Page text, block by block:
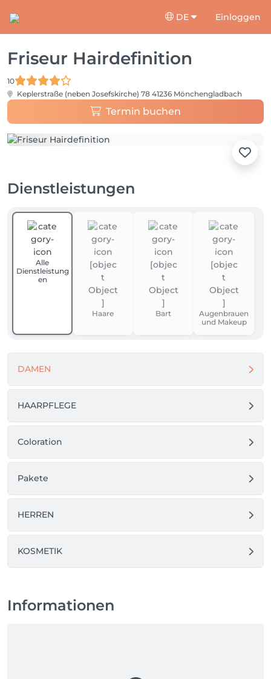
DE Einloggen
Friseur Hairdefinition
10
Keplerstraße (neben Josefskirche) 78 41236 Mönchengladbach
Termin buchen
Dienstleistungen
Alle
Dienstleistung
en
Haare Bart
Augenbrauen
und Makeup
DAMEN
HAARPFLEGE
Coloration
Pakete
HERREN
KOSMETIK
Informationen